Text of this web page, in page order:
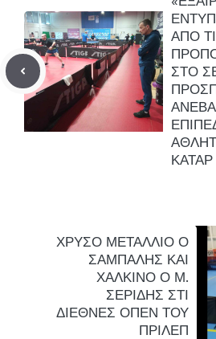
ΑΠΟ
ΣΤΟ
ΚΑΤΑΡ
ΧΡΥΣΟ ΜΕΤΑΛΛΙΟ Ο
ΣΑΜΠΑΛΗΣ ΚΑΙ
ΧΑΛΚΙΝΟ Ο Μ.
ΣΕΡΙΔΗΣ ΣΤΙ
ΔΙΕΘΝΕΣ ΟΠΕΝ ΤΟΥ
ΠΡΙΛΕΠ